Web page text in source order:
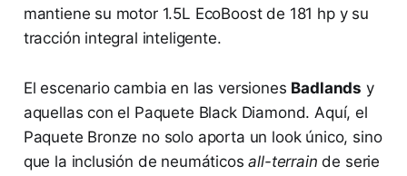
mantiene su motor 1.5L EcoBoost de 181 hp y su
tracción integral inteligente.
El escenario cambia en las versiones Badlands y
aquellas con el Paquete Black Diamond. Aquí, el
Paquete Bronze no solo aporta un look único, sino
que la inclusión de neumáticosall-terrain de serie